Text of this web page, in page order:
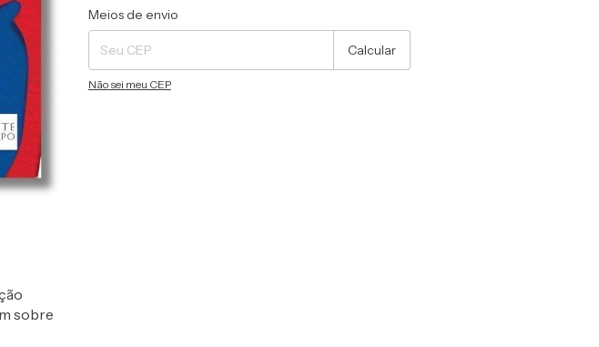
Entregas para o CEP:
Meios de envio
Calcular
Não sei meu CEP
sobre